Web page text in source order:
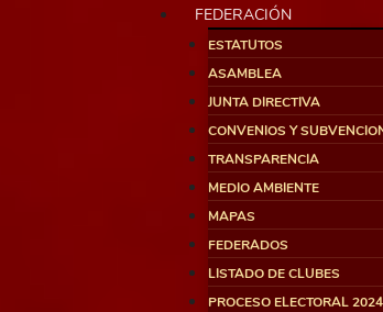
FEDERACIÓN
ESTATUTOS
ASAMBLEA
JUNTA DIRECTIVA
CONVENIOS Y
TRANSPARENCIA
MEDIO AMBIENTE
MAPAS
FEDERADOS
LISTADO DE CLUBES
PROCESO ELECTORAL 2024